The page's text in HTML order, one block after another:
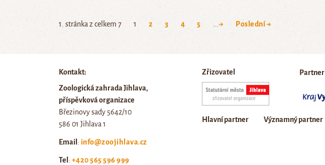
1. stránka z celkem 7 1 2 3 4 5 → Poslední →
Kontakt:
Zoologická zahrada Jihlava,
příspěvková organizace
Březinovy sady 5642/10
586 01 Jihlava 1
Email : info@zoojihlava.cz
Tel : +420 565 596 999
Zřizovatel Partner
Hlavní partner Významný partner